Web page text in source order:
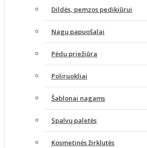
Dildės, pemzos pedikiūrui
Nagų papuošalai
Pėdų priežiūra
Poliruokliai
Šablonai nagams
Spalvų paletės
Kosmetinės žirklutės